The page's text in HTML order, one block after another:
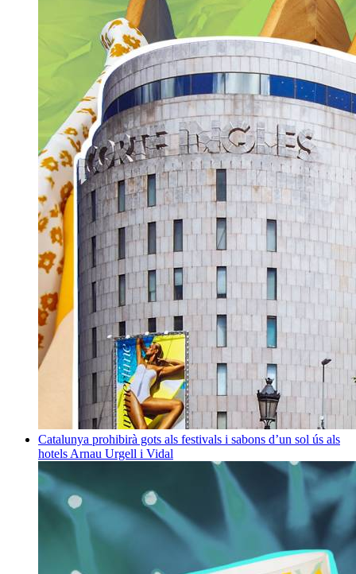
Catalunya prohibirà gots als festivals i sabons d’un sol ús als
hotels Arnau Urgell i Vidal